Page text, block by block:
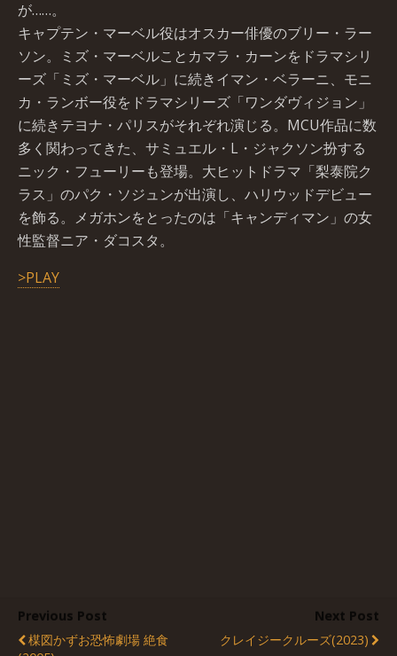
が……。
キャプテン・マーベル役はオスカー俳優のブリー・ラー
ソン。ミズ・マーベルことカマラ・カーンをドラマシリ
ーズ「ミズ・マーベル」に続きイマン・ベラーニ、モニ
カ・ランボー役をドラマシリーズ「ワンダヴィジョン」
に続きテヨナ・パリスがそれぞれ演じる。MCU作品に数
多く関わってきた、サミュエル・L・ジャクソン扮する
ニック・フューリーも登場。大ヒットドラマ「梨泰院ク
ラス」のパク・ソジュンが出演し、ハリウッドデビュー
を飾る。メガホンをとったのは「キャンディマン」の女
性監督ニア・ダコスタ。
>PLAY
Previous Post
楳図かずお恐怖劇場 絶食
Next Post
クレイジークルーズ(2023)